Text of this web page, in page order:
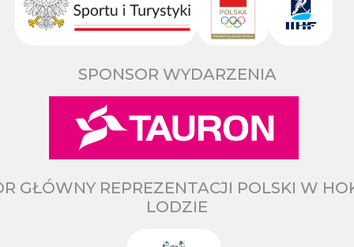
SPONSOR WYDARZENIA
GŁÓWNY REPREZENTACJI POLSKI W
LODZIE